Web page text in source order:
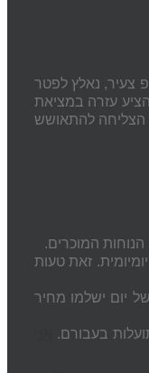
צעיר, נאלץ לפטר
עזרה במציאת
הצליחה להתאושש
המוכרים.
זאת טעות
יום ישלמו מחיר
בעבורם.